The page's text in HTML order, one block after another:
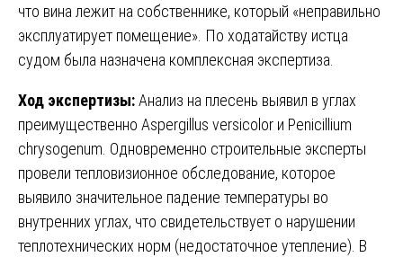
что вина лежит на собственнике, который «неправильно
эксплуатирует помещение». По ходатайству истца
судом была назначена комплексная экспертиза.
Ход экспертизы:Анализ на плесень выявил в углах
преимущественно Aspergillus versicolor и Penicillium
chrysogenum. Одновременно строительные эксперты
провели тепловизионное обследование, которое
выявило значительное падение температуры во
внутренних углах, что свидетельствует о нарушении
теплотехнических норм (недостаточное утепление). В